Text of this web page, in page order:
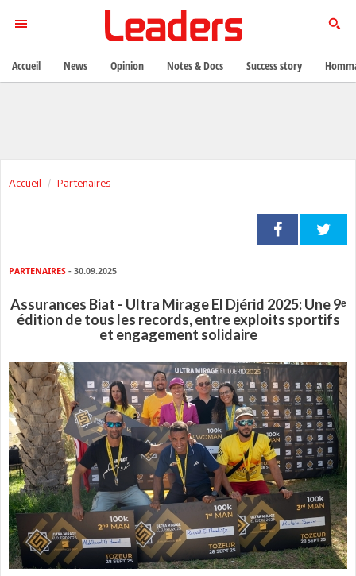
Accueil Partenaires
PARTENAIRES - 30.09.2025
Assurances Biat - Ultra Mirage El Djérid 2025: Une 9ᵉ
édition de tous les records, entre exploits sportifs
et engagement solidaire
Accueil News Opinion Notes & Docs Success story